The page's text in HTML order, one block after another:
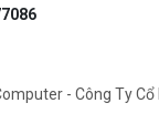
- Công Ty